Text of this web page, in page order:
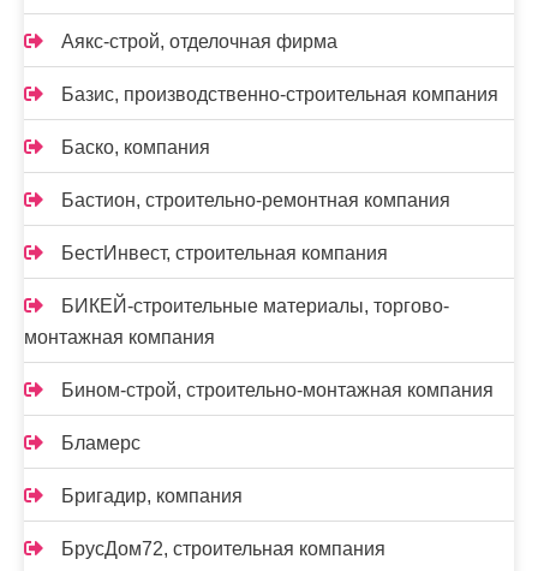
Аякс-строй, отделочная фирма
Базис, производственно-строительная компания
Баско, компания
Бастион, строительно-ремонтная компания
БестИнвест, строительная компания
БИКЕЙ-строительные материалы, торгово-
монтажная компания
Бином-строй, строительно-монтажная компания
Бламерс
Бригадир, компания
БрусДом72, строительная компания